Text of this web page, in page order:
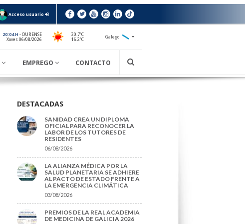
Acceso usuario
20:04 H - OURENSE
Xoves 06/08/2026
30.7ºC
16.2ºC
Galego
EMPREGO CONTACTO
DESTACADAS
SANIDAD CREA UN DIPLOMA
OFICIAL PARA RECONOCER LA
LABOR DE LOS TUTORES DE
RESIDENTES
06/08/2026
LA ALIANZA MÉDICA POR LA
SALUD PLANETARIA SE ADHIERE
AL PACTO DE ESTADO FRENTE A
LA EMERGENCIA CLIMÁTICA
03/08/2026
PREMIOS DE LA REAL ACADEMIA
DE MEDICINA DE GALICIA 2026